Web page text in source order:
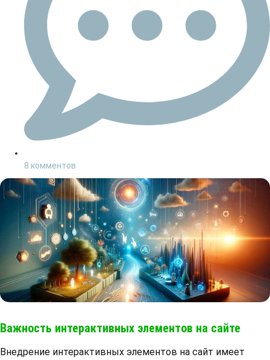
8 комментов
Важность интерактивных элементов на сайте
Внедрение интерактивных элементов на сайт имеет